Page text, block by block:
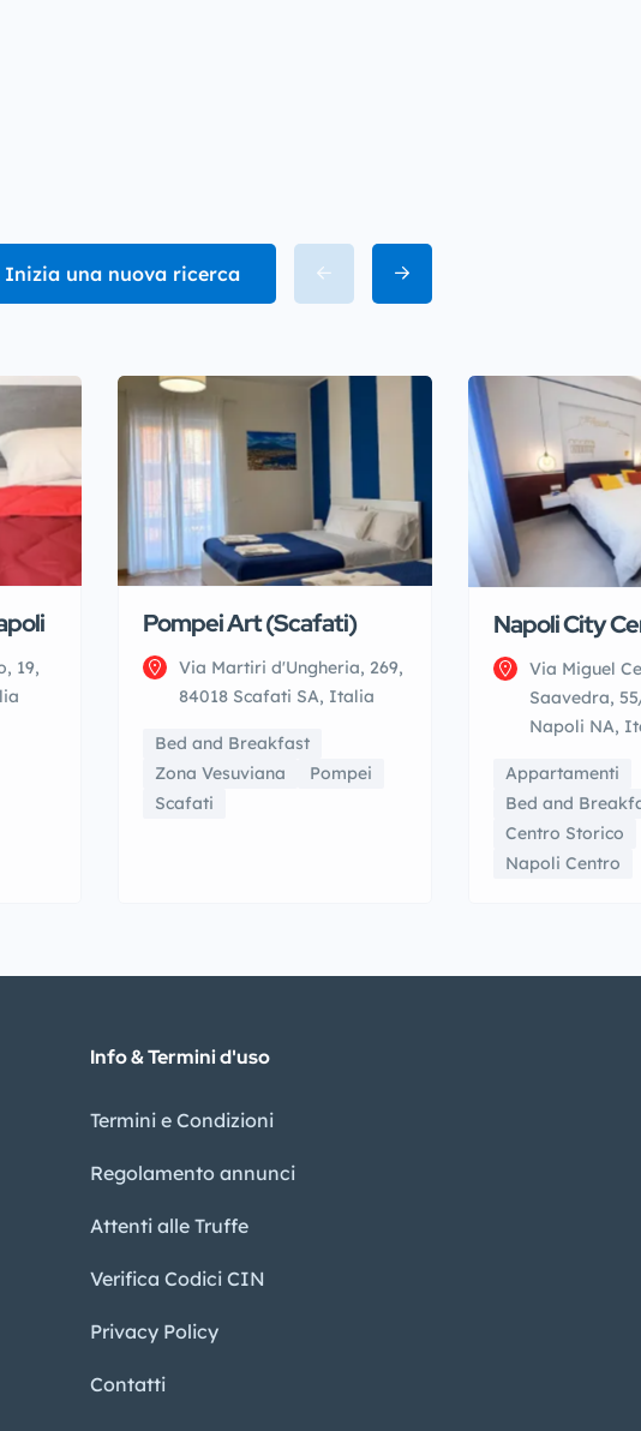
Inizia una nuova ricerca
19,
Pompei Art (Scafati)
Via Martiri d'Ungheria, 269,
84018 Scafati SA, Italia
Bed and Breakfast
Zona Vesuviana
Pompei
Scafati
Napoli City
Via Miguel
Saavedra,
Napoli NA,
Appartamenti
Bed and
Centro Storico
Napoli Centro
Info & Termini d'uso
Termini e Condizioni
Regolamento annunci
Attenti alle Truffe
Verifica Codici CIN
Privacy Policy​
Contatti